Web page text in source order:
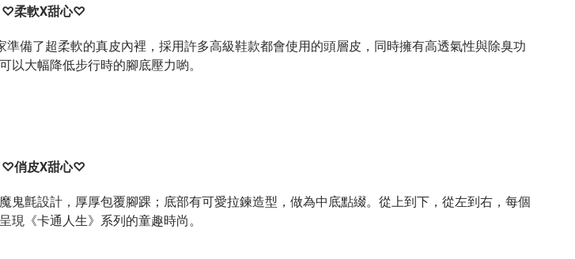
♡柔軟X甜心♡
準備了超柔軟的真皮內裡，採用許多高級鞋款都會使用的頭層皮，同時擁有高透氣性與除臭功
以大幅降低步行時的腳底壓力喲。
♡俏皮X甜心♡
鬼氈設計，厚厚包覆腳踝；底部有可愛拉鍊造型，做為中底點綴。從上到下，從左到右，每個
現《卡通人生》系列的童趣時尚。